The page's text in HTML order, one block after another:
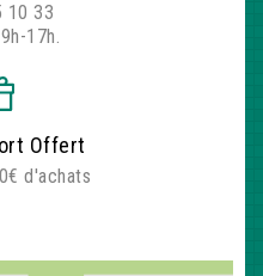
10 33
17h.
Offert
d'achats